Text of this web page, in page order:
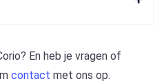
? En heb je vragen of
contact met ons op.